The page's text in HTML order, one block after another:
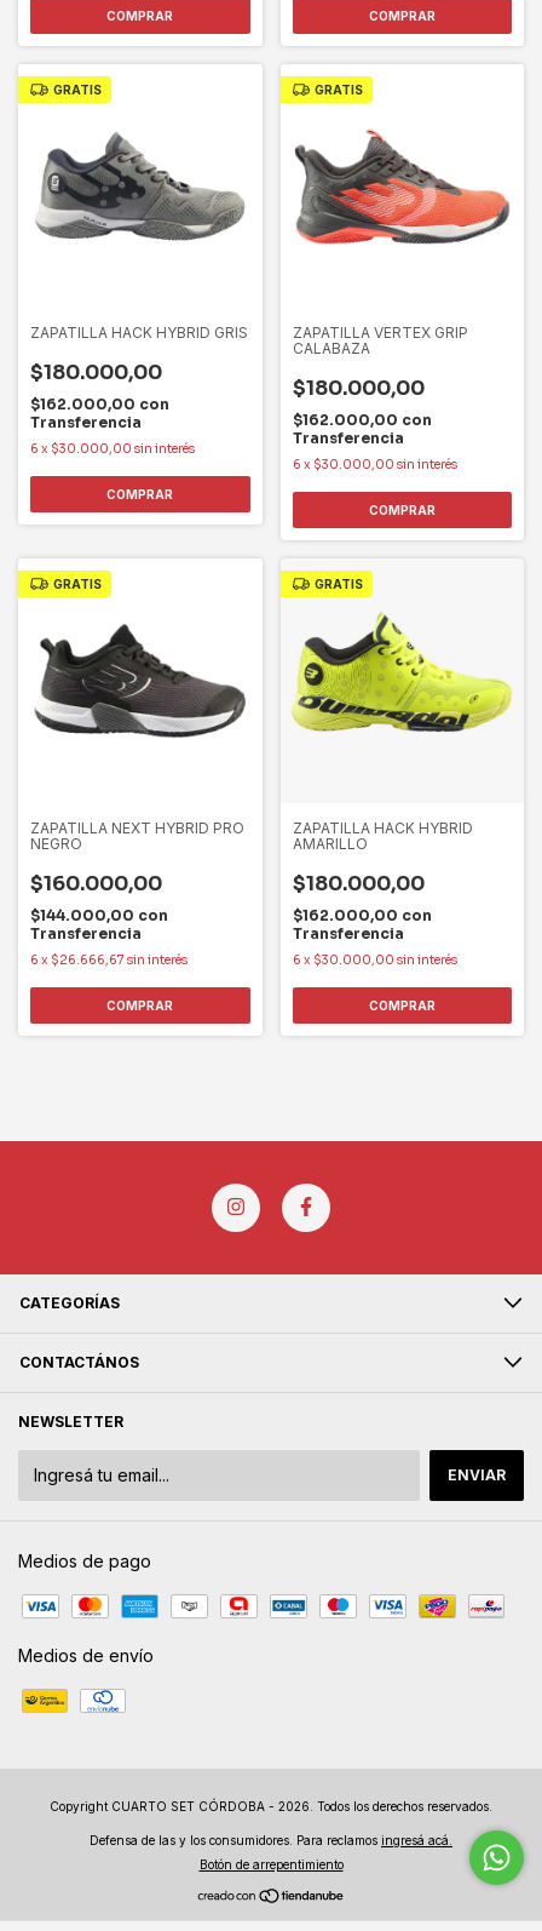
COMPRAR COMPRAR
GRATIS
ZAPATILLA HACK HYBRID GRIS
$180.000,00
$162.000,00 con
Transferencia
6 x $30.000,00 sin interés
COMPRAR
GRATIS
ZAPATILLA VERTEX GRIP
CALABAZA
$180.000,00
$162.000,00 con
Transferencia
6 x $30.000,00 sin interés
COMPRAR
GRATIS
ZAPATILLA NEXT HYBRID PRO
NEGRO
$160.000,00
$144.000,00 con
Transferencia
6 x $26.666,67 sin interés
COMPRAR
GRATIS
ZAPATILLA HACK HYBRID
AMARILLO
$180.000,00
$162.000,00 con
Transferencia
6 x $30.000,00 sin interés
COMPRAR
CATEGORÍAS
CONTACTÁNOS
NEWSLETTER
Medios de pago
Medios de envío
Copyright CUARTO SET CÓRDOBA - 2026. Todos los derechos reservados.
Defensa de las y los consumidores. Para reclamos ingresá acá.
Botón de arrepentimiento